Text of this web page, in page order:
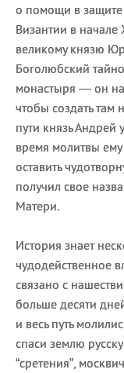
о помощи в защите
Византии в
великому князю
Боголюбский
монастыря — он
чтобы создать там
пути князь
время молитвы
оставить
получил свое
Матери.
История знает
чудодейственное
связано с
больше десяти
и весь путь
спаси землю
“сретения”,